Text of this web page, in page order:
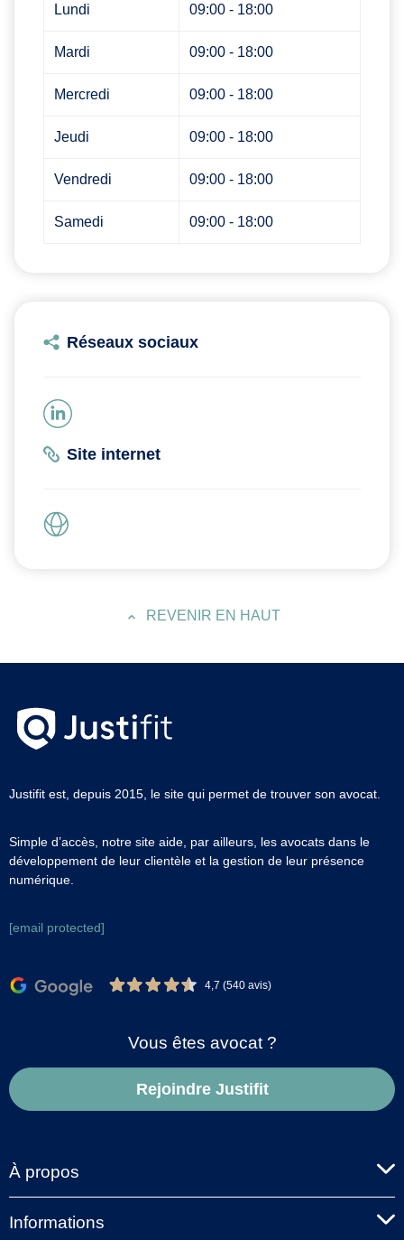
Lundi 09:00 - 18:00
Mardi 09:00 - 18:00
Mercredi 09:00 - 18:00
Jeudi 09:00 - 18:00
Vendredi 09:00 - 18:00
Samedi 09:00 - 18:00
Réseaux sociaux
Site internet
REVENIR EN HAUT
Justifit est, depuis 2015, le site qui permet de trouver son avocat.
Simple d’accès, notre site aide, par ailleurs, les avocats dans le
développement de leur clientèle et la gestion de leur présence
numérique.
[email protected]
4,7 (540 avis)
Vous êtes avocat ?
Rejoindre Justifit
À propos
Informations